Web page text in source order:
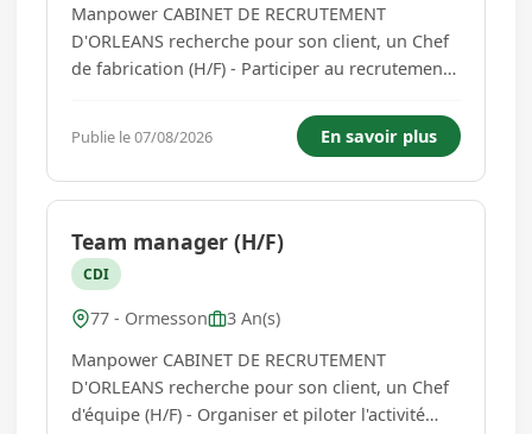
Manpower CABINET DE RECRUTEMENT
D'ORLEANS recherche pour son client, un Chef
de fabrication (H/F) - Participer au recrutement
Organiser et animer l'activité de l'atelier au
quotidien. - Participer à l'installation et à la
mise en service des ...
Publie le 07/08/2026 En savoir plus
Team manager (H/F)
CDI
77 - Ormesson
3 An(s)
Manpower CABINET DE RECRUTEMENT
D'ORLEANS recherche pour son client, un Chef
d'équipe (H/F) - Organiser et piloter l'activité